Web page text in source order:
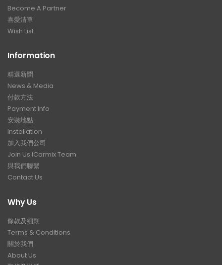
Become A Partner
喜愛清單
Wish List
Information
精選新聞
News & Media
付款方法
Payment Info
安裝地點
Installation
加入我們公司
Join Us iCarmix Team
與我們聯繫
Contact Us
Why Us
條款及細則
Terms & Conditions
關於我們
About Us